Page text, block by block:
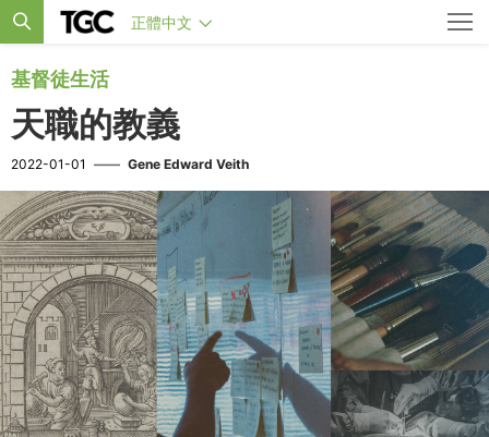
正體中文
基督徒生活
天職的教義
2022-01-01 —— Gene Edward Veith